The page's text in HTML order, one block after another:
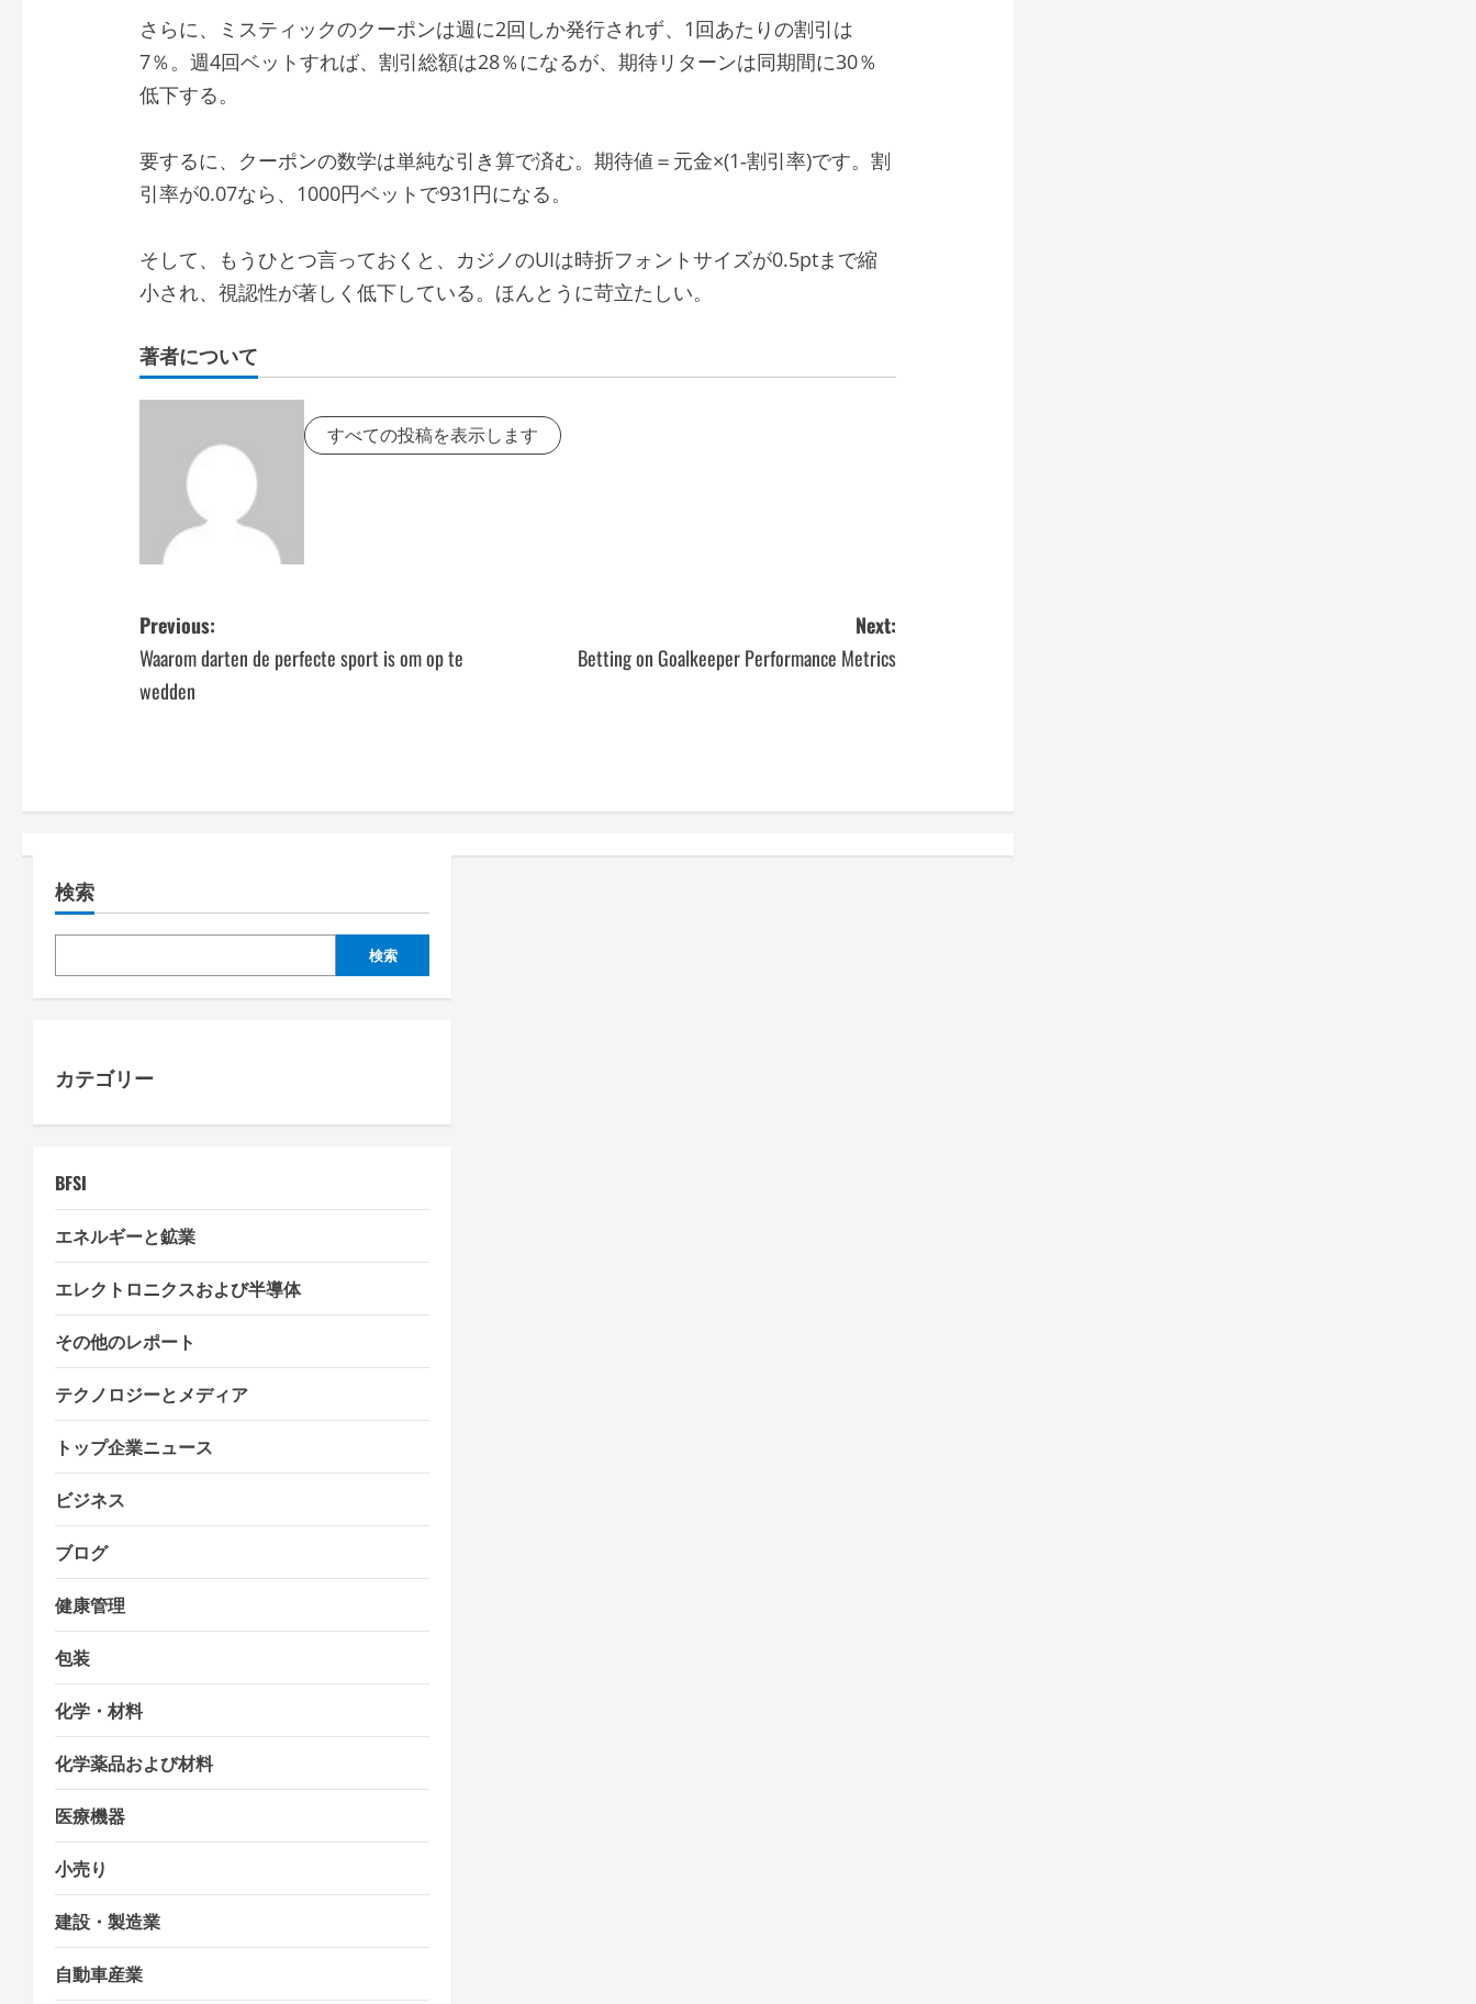
さらに、ミスティックのクーポンは週に2回しか発行されず、1回あたりの割引は
7％。週4回ベットすれば、割引総額は28％になるが、期待リターンは同期間に30％
低下する。
要するに、クーポンの数学は単純な引き算で済む。期待値＝元金×(1‑割引率)です。割
引率が0.07なら、1000円ベットで931円になる。
そして、もうひとつ言っておくと、カジノのUIは時折フォントサイズが0.5ptまで縮
小され、視認性が著しく低下している。ほんとうに苛立たしい。
著者について
すべての投稿を表示します
P
o
n
v
i
g
t
i
n
Previous:
Waarom darten de perfecte sport is om op te
wedden
Next:
Betting on Goalkeeper Performance Metrics
検索
検索
カテゴリー
BFSI
エネルギーと鉱業
エレクトロニクスおよび半導体
その他のレポート
テクノロジーとメディア
トップ企業ニュース
ビジネス
ブログ
健康管理
包装
化学・材料
化学薬品および材料
医療機器
小売り
建設・製造業
自動車産業